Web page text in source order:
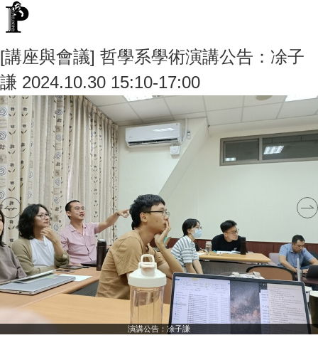
[講座與會議] 哲學系學術演講公告：凃子
謙 2024.10.30 15:10-17:00
演講公告：凃子謙